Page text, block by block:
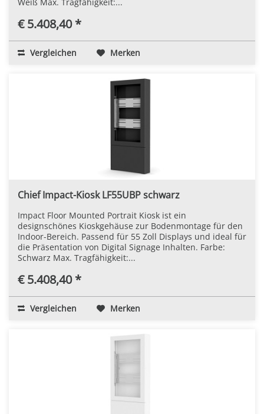
€ 5.408,40 *
Vergleichen Merken
Chief Impact-Kiosk LF55UBP schwarz
Impact Floor Mounted Portrait Kiosk ist ein
designschönes Kioskgehäuse zur Bodenmontage für den
Indoor-Bereich. Passend für 55 Zoll Displays und ideal für
die Präsentation von Digital Signage Inhalten. Farbe:
Schwarz Max. Tragfähigkeit:...
€ 5.408,40 *
Vergleichen Merken